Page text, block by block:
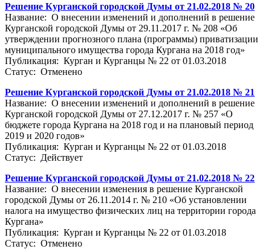
Решение Курганской городской Думы от 21.02.2018 № 20
Название: О внесении изменений и дополнений в решение
Курганской городской Думы от 29.11.2017 г. № 208 «Об
утверждении прогнозного плана (программы) приватизации
муниципального имущества города Кургана на 2018 год»
Публикация: Курган и Курганцы № 22 от 01.03.2018
Статус: Отменено
Решение Курганской городской Думы от 21.02.2018 № 21
Название: О внесении изменений и дополнений в решение
Курганской городской Думы от 27.12.2017 г. № 257 «О
бюджете города Кургана на 2018 год и на плановый период
2019 и 2020 годов»
Публикация: Курган и Курганцы № 22 от 01.03.2018
Статус: Действует
Решение Курганской городской Думы от 21.02.2018 № 22
Название: О внесении изменения в решение Курганской
городской Думы от 26.11.2014 г. № 210 «Об установлении
налога на имущество физических лиц на территории города
Кургана»
Публикация: Курган и Курганцы № 22 от 01.03.2018
Статус: Отменено